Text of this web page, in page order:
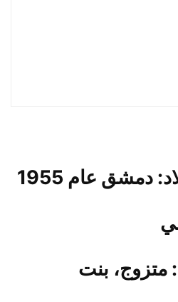
دمشق عام 1955
متزوج، بنت